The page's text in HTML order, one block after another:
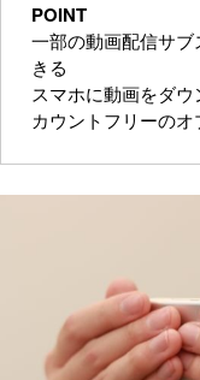
POINT
一部の動画配信サ
きる
スマホに動画をダ
カウントフリーの